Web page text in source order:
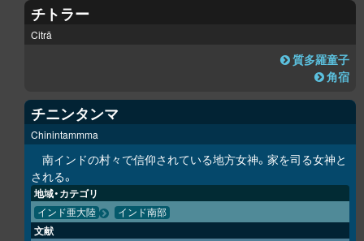
チトラー
Citrā
質多羅童子
角宿
チニンタンマ
Chinintammma
南インドの村々で信仰されている地方女神。家を司る女神と
される。
地域・カテゴリ
インド亜大陸 インド南部
文献